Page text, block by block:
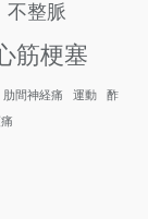
不整脈
筋梗塞
肋間神経痛 運動
酢